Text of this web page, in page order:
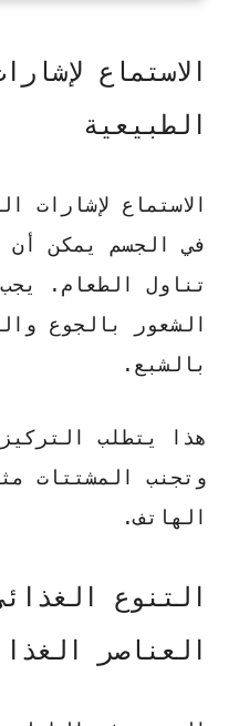
الاستماع
الطبيعية
الاستماع لإشارات
في الجسم يمكن أن
تناول الطعام.
الشعور بالجوع
بالشبع.
هذا يتطلب
وتجنب المشتتات
الهاتف.
التنوع
العناصر